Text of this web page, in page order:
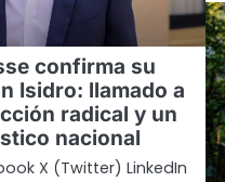
confirma su
Isidro: llamado a
radical y un
nacional
X (Twitter) LinkedIn